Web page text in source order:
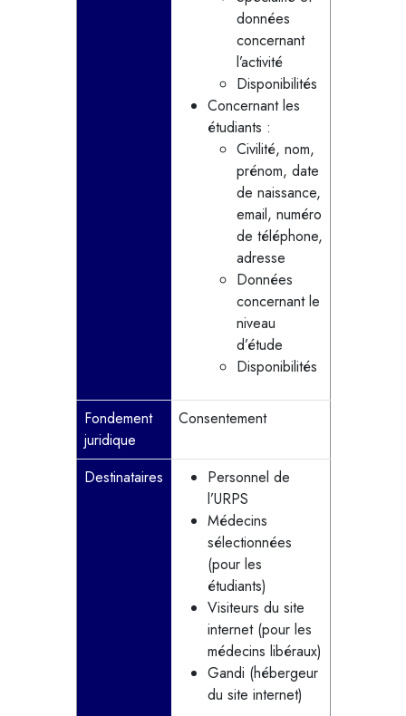
données
concernant
l’activité
Disponibilités
Concernant les
étudiants :
Civilité, nom,
prénom, date
de naissance,
email, numéro
de téléphone,
adresse
Données
concernant le
niveau
d’étude
Disponibilités
Fondement
juridique
Consentement
Destinataires
Personnel de
l’URPS
Médecins
sélectionnées
(pour les
étudiants)
Visiteurs du site
internet (pour les
médecins libéraux)
Gandi (hébergeur
du site internet)